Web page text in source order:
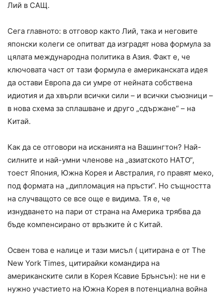
Лий в САЩ.
Сега главното: в отговор както Лий, така и неговите
японски колеги се опитват да изградят нова формула за
цялата международна политика в Азия. Факт е, че
ключовата част от тази формула е американската идея
да остави Европа да си умре от нейната собствена
идиотия и да хвърли всички сили – и всички съюзници –
в нова схема за сплашване и друго „сдържане“ – на
Китай.
Как да се отговори на исканията на Вашингтон? Най-
силните и най-умни членове на „азиатското НАТО“,
тоест Япония, Южна Корея и Австралия, го правят меко,
под формата на „дипломация на пръсти“. Но същността
на случващото се все още е видима. Тя е, че
изнудването на пари от страна на Америка трябва да
бъде компенсирано от връзките ѝ с Китай.
Освен това е налице и тази мисъл ( цитирана е от The
New York Times, цитирайки командира на
американските сили в Корея Ксавие Брънсън): не ни е
нужно участието на Южна Корея в потенциална война